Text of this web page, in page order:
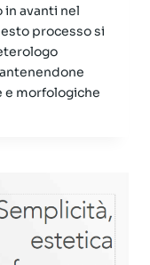
in avanti nel
processo si
morfologiche